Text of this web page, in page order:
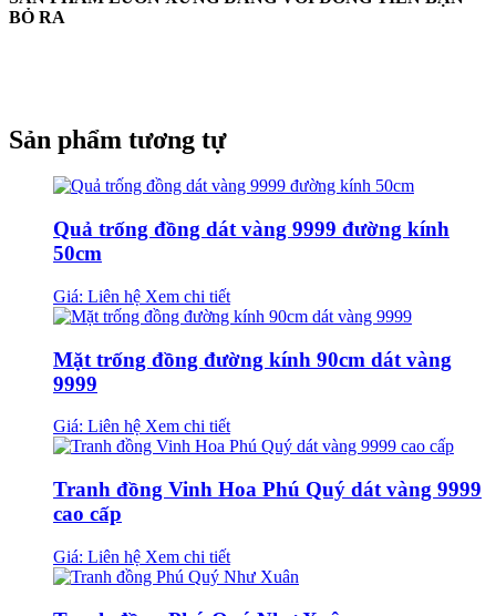
BỎ RA
Sản phẩm tương tự
Quả trống đồng dát vàng 9999 đường kính
50cm
Giá: Liên hệ Xem chi tiết
Mặt trống đồng đường kính 90cm dát vàng
9999
Giá: Liên hệ Xem chi tiết
Tranh đồng Vinh Hoa Phú Quý dát vàng 9999
cao cấp
Giá: Liên hệ Xem chi tiết